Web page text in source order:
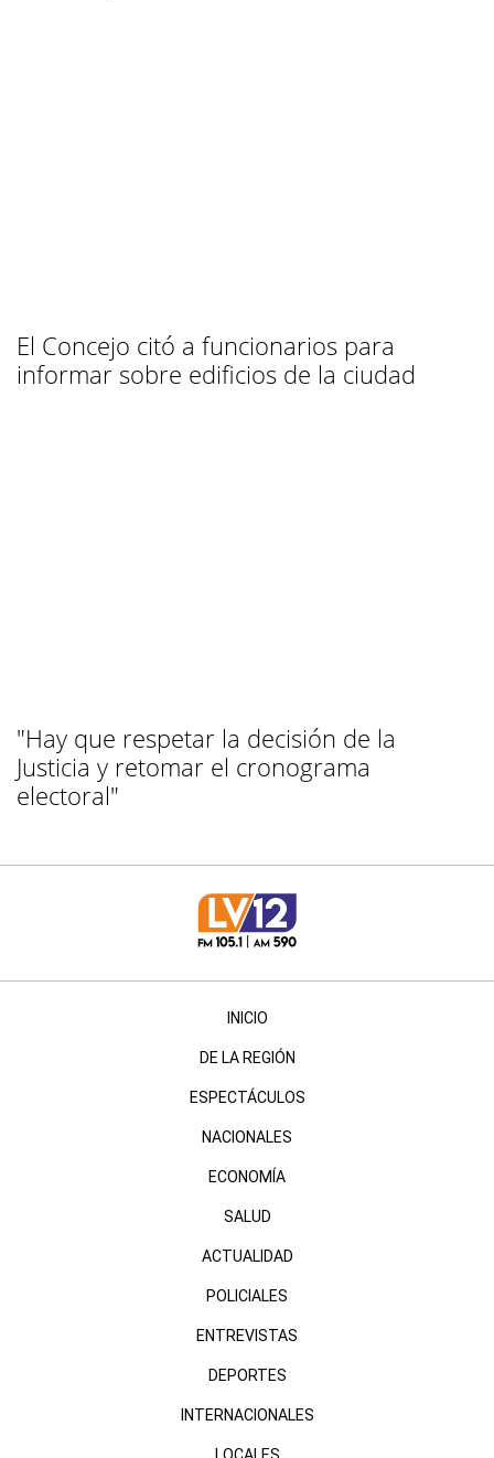
El Concejo citó a funcionarios para
informar sobre edificios de la ciudad
"Hay que respetar la decisión de la
Justicia y retomar el cronograma
electoral"
INICIO
DE LA REGIÓN
ESPECTÁCULOS
NACIONALES
ECONOMÍA
SALUD
ACTUALIDAD
POLICIALES
ENTREVISTAS
DEPORTES
INTERNACIONALES